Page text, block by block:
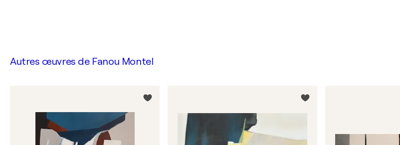
Autres œuvres de Fanou Montel